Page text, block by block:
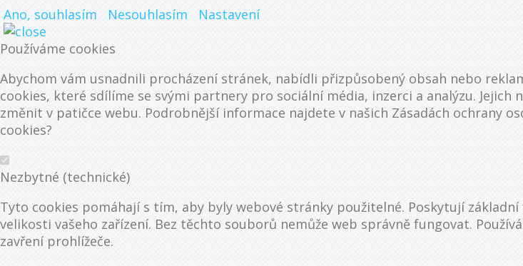
Ano, souhlasím Nesouhlasím
Nastavení
Používáme cookies
Abychom vám usnadnili procházení stránek, nabídli přizpůsobený obsah nebo
cookies, které sdílíme se svými partnery pro sociální média, inzerci a analýzu.
změnit v patičce webu. Podrobnější informace najdete v našich Zásadách ochrany
cookies?
Nezbytné (technické)
Tyto cookies pomáhají s tím, aby byly webové stránky použitelné. Poskytují
velikosti vašeho zařízení. Bez těchto souborů nemůže web správně fungovat.
zavření prohlížeče.